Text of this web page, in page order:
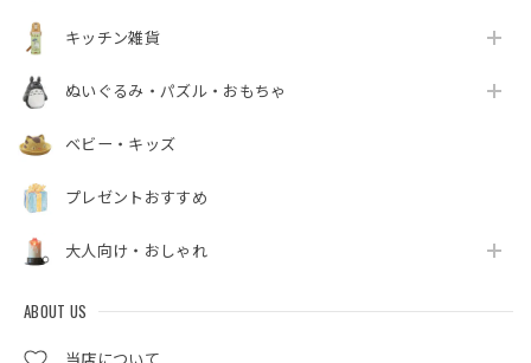
キッチン雑貨
ぬいぐるみ・パズル・おもちゃ
ベビー・キッズ
プレゼントおすすめ
大人向け・おしゃれ
ABOUT US